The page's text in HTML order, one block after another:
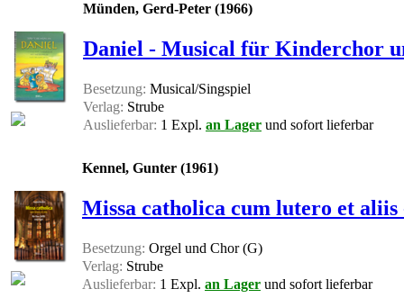
Münden, Gerd-Peter (1966)
Daniel - Musical für Kinderchor
Besetzung: Musical/Singspiel
Verlag: Strube
Auslieferbar: 1 Expl. an Lager und sofort lieferbar
Kennel, Gunter (1961)
Missa catholica cum lutero et
Besetzung: Orgel und Chor (G)
Verlag: Strube
Auslieferbar: 1 Expl. an Lager und sofort lieferbar